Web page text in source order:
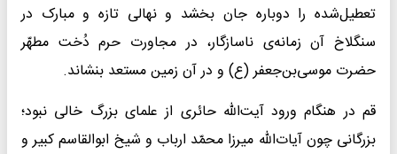
تعطیل‌شده را دوباره جان بخشد و نهالی تازه و مبارک در
سنگلاخ آن زمانه‌ی ناسازگار، در مجاورت حرم دُخت مطهّر
حضرت موسی‌بن‌جعفر (ع) و در آن زمین مستعد بنشاند.
قم در هنگام ورود آیت‌الله حائری از علمای بزرگ خالی نبود؛
بزرگانی چون آیات‌الله میرزا محمّد ارباب و شیخ ابوالقاسم کبیر و